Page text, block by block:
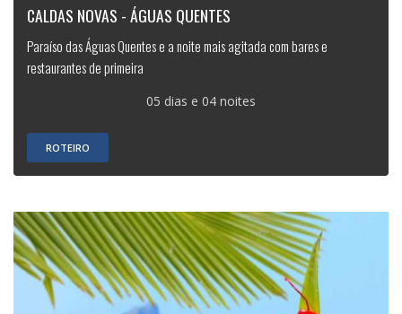
CALDAS NOVAS - ÁGUAS QUENTES
Paraíso das Águas Quentes e a noite mais agitada com bares e
restaurantes de primeira
05 dias e 04 noites
ROTEIRO